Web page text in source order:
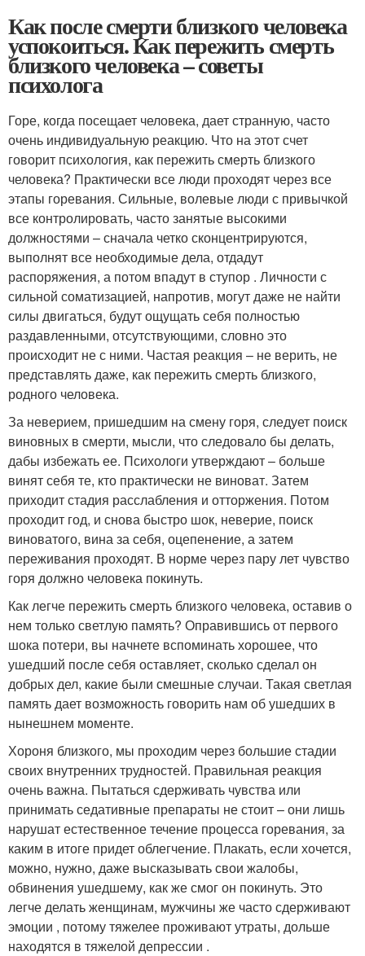
Как после смерти близкого человека
успокоиться. Как пережить смерть
близкого человека – советы
психолога
Горе, когда посещает человека, дает странную, часто
очень индивидуальную реакцию. Что на этот счет
говорит психология, как пережить смерть близкого
человека? Практически все люди проходят через все
этапы горевания. Сильные, волевые люди с привычкой
все контролировать, часто занятые высокими
должностями – сначала четко сконцентрируются,
выполнят все необходимые дела, отдадут
распоряжения, а потом впадут в ступор . Личности с
сильной соматизацией, напротив, могут даже не найти
силы двигаться, будут ощущать себя полностью
раздавленными, отсутствующими, словно это
происходит не с ними. Частая реакция – не верить, не
представлять даже, как пережить смерть близкого,
родного человека.
За неверием, пришедшим на смену горя, следует поиск
виновных в смерти, мысли, что следовало бы делать,
дабы избежать ее. Психологи утверждают – больше
винят себя те, кто практически не виноват. Затем
приходит стадия расслабления и отторжения. Потом
проходит год, и снова быстро шок, неверие, поиск
виноватого, вина за себя, оцепенение, а затем
переживания проходят. В норме через пару лет чувство
горя должно человека покинуть.
Как легче пережить смерть близкого человека, оставив о
нем только светлую память? Оправившись от первого
шока потери, вы начнете вспоминать хорошее, что
ушедший после себя оставляет, сколько сделал он
добрых дел, какие были смешные случаи. Такая светлая
память дает возможность говорить нам об ушедших в
нынешнем моменте.
Хороня близкого, мы проходим через большие стадии
своих внутренних трудностей. Правильная реакция
очень важна. Пытаться сдерживать чувства или
принимать седативные препараты не стоит – они лишь
нарушат естественное течение процесса горевания, за
каким в итоге придет облегчение. Плакать, если хочется,
можно, нужно, даже высказывать свои жалобы,
обвинения ушедшему, как же смог он покинуть. Это
легче делать женщинам, мужчины же часто сдерживают
эмоции , потому тяжелее проживают утраты, дольше
находятся в тяжелой депрессии .